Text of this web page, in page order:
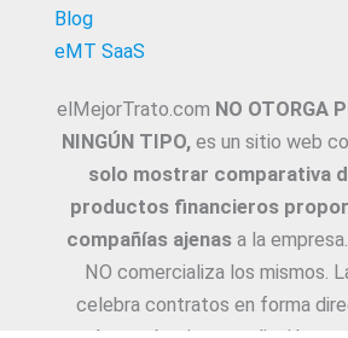
Blog
eMT SaaS
elMejorTrato.com NO OTORGA
NINGÚN TIPO, es un sitio web
solo mostrar comparativa
productos financieros
compañías ajenasa la
NO comercializa los mismos.
celebra contratos en forma